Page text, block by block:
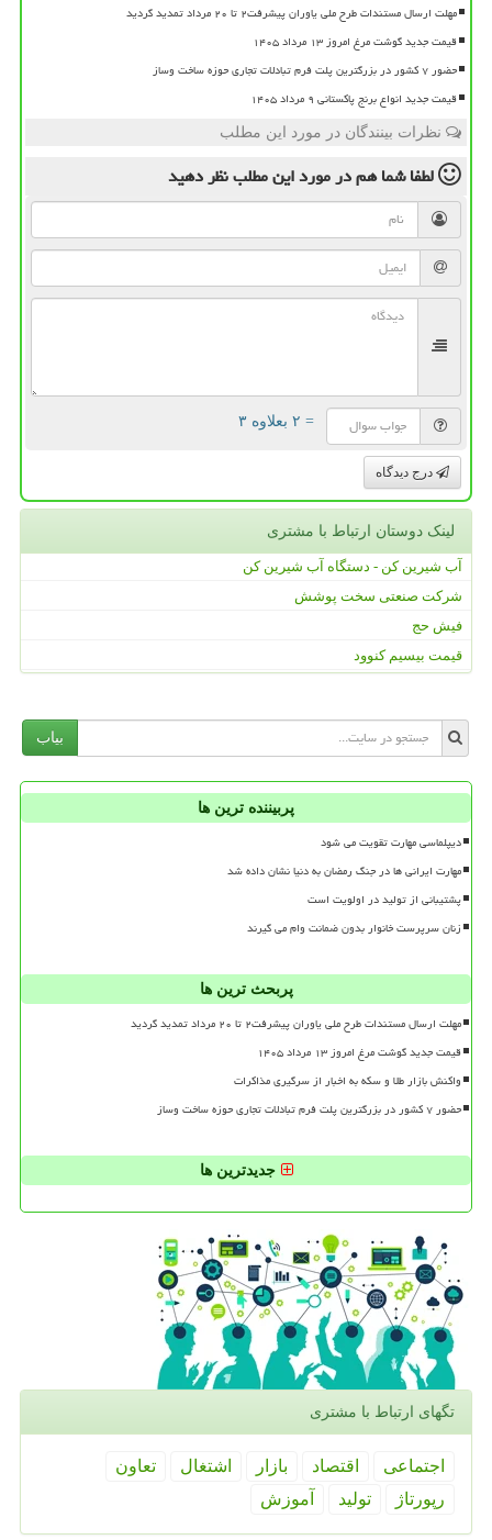
مهلت ارسال مستندات طرح ملی یاوران پیشرفت۲ تا ۲۰ مرداد تمدید گردید
قیمت جدید گوشت مرغ امروز ۱۳ مرداد ۱۴۰۵
حضور ۷ کشور در بزرگترین پلت فرم تبادلات تجاری حوزه ساخت وساز
قیمت جدید انواع برنج پاکستانی ۹ مرداد ۱۴۰۵
نظرات بینندگان در مورد این مطلب
لطفا شما همدر مورد این مطلبنظر دهید
= ۲ بعلاوه ۳
درج دیدگاه
لینک دوستان ارتباط با مشتری
آب شیرین کن - دستگاه آب شیرین کن
شرکت صنعتی سخت پوشش
فیش حج
قیمت بیسیم کنوود
بیاب
پربیننده ترین ها
دیپلماسی مهارت تقویت می شود
مهارت ایرانی ها در جنگ رمضان به دنیا نشان داده شد
پشتیبانی از تولید در اولویت است
زنان سرپرست خانوار بدون ضمانت وام می گیرند
پربحث ترین ها
مهلت ارسال مستندات طرح ملی یاوران پیشرفت۲ تا ۲۰ مرداد تمدید گردید
قیمت جدید گوشت مرغ امروز ۱۳ مرداد ۱۴۰۵
واکنش بازار طلا و سکه به اخبار از سرگیری مذاکرات
حضور ۷ کشور در بزرگترین پلت فرم تبادلات تجاری حوزه ساخت وساز
جدیدترین ها
تگهای ارتباط با مشتری
اجتماعی اقتصاد بازار اشتغال
تعاون
رپورتاژ
تولید آموزش